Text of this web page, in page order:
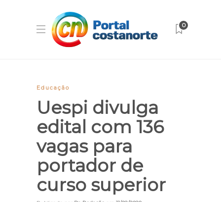
0
Educação
Uespi divulga
edital com 136
vagas para
portador de
curso superior